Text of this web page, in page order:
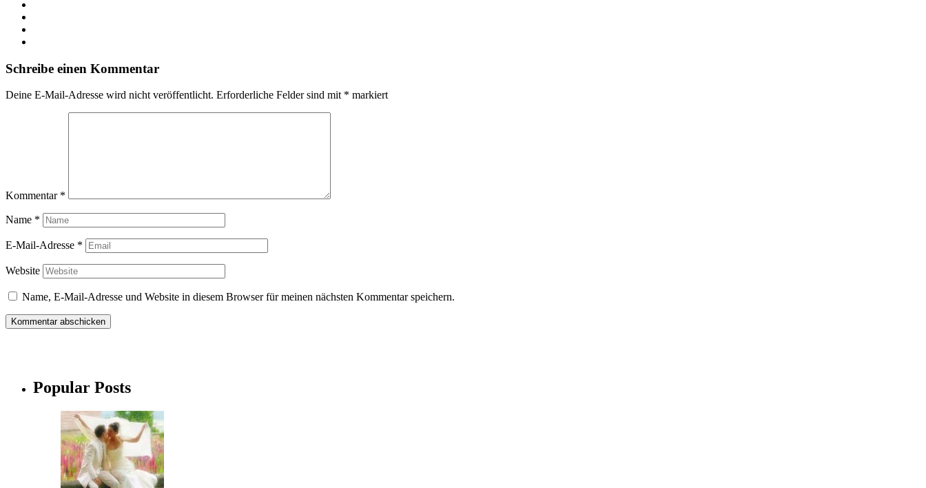
Schreibe einen Kommentar
Deine E-Mail-Adresse wird nicht veröffentlicht. Erforderliche Felder sind mit * markiert
Kommentar *
Name *
E-Mail-Adresse *
Website
Name, E-Mail-Adresse und Website in diesem Browser für meinen nächsten Kommentar speichern.
Popular Posts